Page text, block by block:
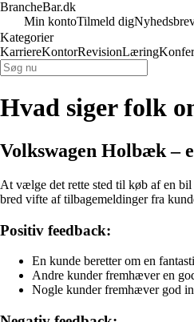
BrancheBar.dk
Min kontoTilmeld dig
Kategorier
KarriereKontorRevisionLæring
Hvad siger folk
Volkswagen Holbæk –
At vælge det rette sted til køb af en
bred vifte af tilbagemeldinger fra
Positiv feedback:
En kunde beretter om en
Andre kunder fremhæver en
Nogle kunder fremhæver god